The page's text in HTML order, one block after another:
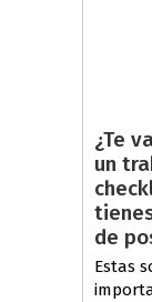
¿Te
un
de
Estas